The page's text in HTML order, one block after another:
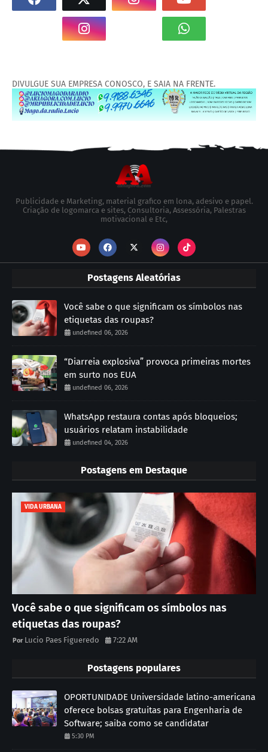
DIVULGUE SUA EMPRESA CONOSCO, E SAIA NA FRENTE.
Publicidade e Marketing, material grafico em lona, adesivo e papel.
Criação de logomarca e sites, Consultoria, Assessória, Palestras
motivacional e Etc,
Postagens Aleatórias
Você sabe o que significam os símbolos nas
etiquetas das roupas?
undefined 06, 2026
“Diarreia explosiva” provoca primeiras mortes
em surto nos EUA
undefined 06, 2026
WhatsApp restaura contas após bloqueios;
usuários relatam instabilidade
undefined 04, 2026
Postagens em Destaque
VIDA URBANA
Você sabe o que significam os símbolos nas
etiquetas das roupas?
Lucio Paes Figueredo 7:22 AM
Postagens populares
OPORTUNIDADE Universidade latino-americana
oferece bolsas gratuitas para Engenharia de
Software; saiba como se candidatar
5:30 PM